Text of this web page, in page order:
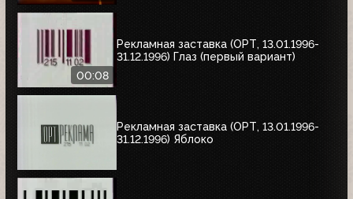
00:08
Рекламная заставка (ОРТ, 13.01.1996-
31.12.1996) Глаз (первый вариант)
Рекламная заставка (ОРТ, 13.01.1996-
31.12.1996) Яблоко